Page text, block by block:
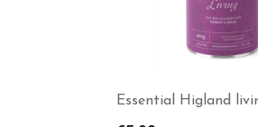
Essential Higland